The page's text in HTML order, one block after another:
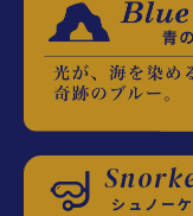
シュノー